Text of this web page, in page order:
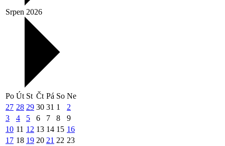
Srpen 2026
Po Út St Čt Pá So Ne
27 28 29 30 31 1
2
3
4 5 6 7 8
9
10 11 12 13 14 15 16
17 18 19 20 21 22 23